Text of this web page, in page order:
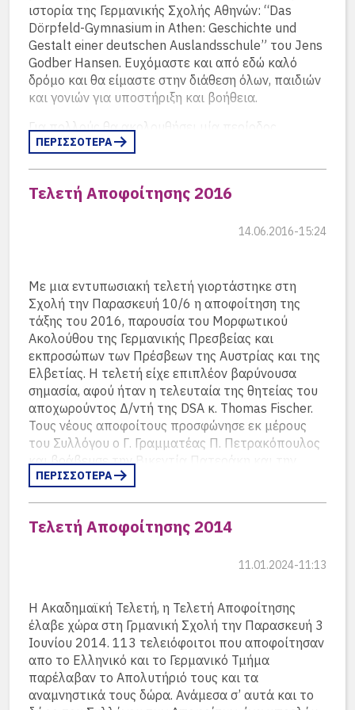
backstage, στην πίσω αυλή για τις φωτογραφίες
waren – und sie ließen sich gemeinsam
fotografieren.
ιστορία της Γερμανικής Σχολής Αθηνών: “Das
Dörpfeld-Gymnasium in Athen: Geschichte und
Gestalt einer deutschen Auslandsschule” του Jens
Godber Hansen. Ευχόμαστε και από εδώ καλό
δρόμο και θα είμαστε στην διάθεση όλων, παιδιών
και γονιών για υποστήριξη και βοήθεια.
Για πολλούς θα ακολουθήσει μία περίοδος
αναμονής των αποτελεσμάτων των Εισαγωγικών
εκτός συνόρων. Σε συνεργασία λοιπόν με τους
κατάλογο με οδηγίες για τα παιδιά που
ΠΕΡΙΣΣΟΤΕΡΑ
Τελετή Αποφοίτησης 2016
14.06.2016-15:24
Με μια εντυπωσιακή τελετή γιορτάστηκε στη
Σχολή την Παρασκευή 10/6 η αποφοίτηση της
τάξης του 2016, παρουσία του Μορφωτικού
Ακολούθου της Γερμανικής Πρεσβείας και
εκπροσώπων των Πρέσβεων της Αυστρίας και της
Ελβετίας. Η τελετή είχε επιπλέον βαρύνουσα
σημασία, αφού ήταν η τελευταία της θητείας του
αποχωρούντος Δ/ντή της DSA κ. Thomas Fischer.
Τους νέους αποφοίτους προσφώνησε εκ μέρους
του Συλλόγου ο Γ. Γραμματέας Π. Πετρακόπουλος
και βράβευσε την Βικεντία Πατεράκη και την
Αλεξία Αλεβιζοπούλου, προέδρους των μαθητικών
ΠΕΡΙΣΣΟΤΕΡΑ
Τελετή Αποφοίτησης 2014
11.01.2024-11:13
Η Ακαδημαϊκή Τελετή, η Τελετή Αποφοίτησης
έλαβε χώρα στη Γρμανική Σχολή την Παρασκευή 3
Ιουνίου 2014. 113 τελειόφοιτοι που αποφοίτησαν
απο το Ελληνικό και το Γερμανικό Τμήμα
παρέλαβαν το Απολυτήριό τους και τα
αναμνηστικά τους δώρα. Ανάμεσα σ’ αυτά και το